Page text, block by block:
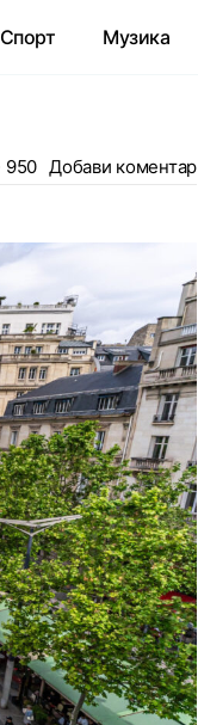
Спорт Музика
950 Добави коментар